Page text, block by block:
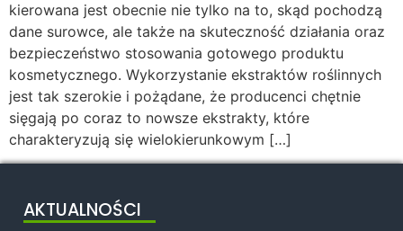
kierowana jest obecnie nie tylko na to, skąd pochodzą
dane surowce, ale także na skuteczność działania oraz
bezpieczeństwo stosowania gotowego produktu
kosmetycznego. Wykorzystanie ekstraktów roślinnych
jest tak szerokie i pożądane, że producenci chętnie
sięgają po coraz to nowsze ekstrakty, które
charakteryzują się wielokierunkowym […]
AKTUALNOŚCI